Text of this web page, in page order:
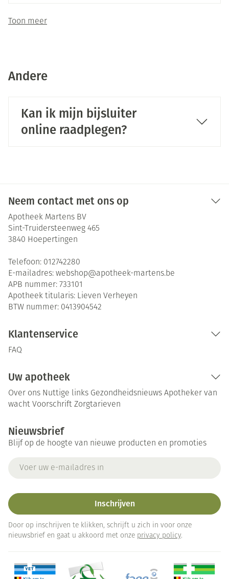
Toon meer
Andere
Kan ik mijn bijsluiter
online raadplegen?
Neem contact met ons op
Apotheek Martens BV
Sint-Truidersteenweg 465
3840 Hoepertingen
Telefoon: 012742280
E-mailadres: webshop@apotheek-martens.be
APB nummer: 733101
Apotheek titularis: Lieven Verheyen
BTW nummer: 0413904542
Klantenservice
FAQ
Uw apotheek
Over ons Nuttige links Gezondheidsnieuws Apotheker van
wacht Voorschrift Zorgtarieven
Nieuwsbrief
Blijf op de hoogte van nieuwe producten en promoties
Inschrijven
Door op inschrijven te klikken, schrijft u zich in voor onze
nieuwsbrief en gaat u akkoord met onze privacy policy.